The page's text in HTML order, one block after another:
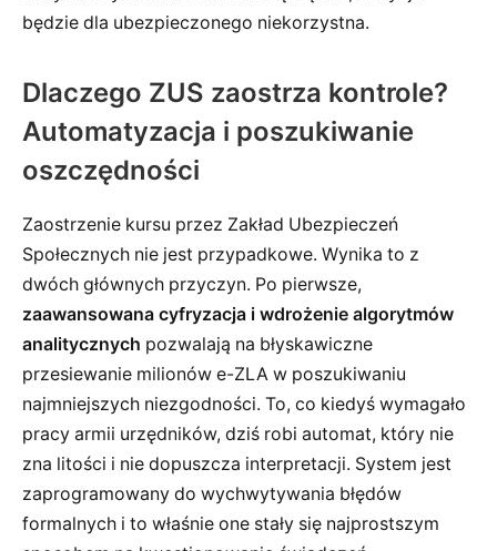
będzie dla ubezpieczonego niekorzystna.
Dlaczego ZUS zaostrza kontrole?
Automatyzacja i poszukiwanie
oszczędności
Zaostrzenie kursu przez Zakład Ubezpieczeń
Społecznych nie jest przypadkowe. Wynika to z
dwóch głównych przyczyn. Po pierwsze,
zaawansowana cyfryzacja i wdrożenie algorytmów
analitycznych pozwalają na błyskawiczne
przesiewanie milionów e-ZLA w poszukiwaniu
najmniejszych niezgodności. To, co kiedyś wymagało
pracy armii urzędników, dziś robi automat, który nie
zna litości i nie dopuszcza interpretacji. System jest
zaprogramowany do wychwytywania błędów
formalnych i to właśnie one stały się najprostszym